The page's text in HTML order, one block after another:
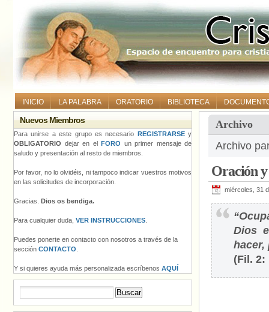
INICIO LA PALABRA ORATORIO BIBLIOTECA
Archivo
Archivo
Oración
miércoles, 31
Dios
hacer,
(Fil. 2:
Nuevos Miembros
Para unirse a este grupo es necesario REGISTRARSEy
OBLIGATORIO dejar en el FORO un primer mensaje de
saludo y presentación al resto de miembros.
Por favor, no lo olvidéis, ni tampoco indicar vuestros motivos
en las solicitudes de incorporación.
Gracias. Dios os bendiga.
Para cualquier duda, VER INSTRUCCIONES
Puedes ponerte en contacto con nosotros a través de la
sección CONTACTO
Y si quieres ayuda más personalizada escríbenos AQUÍ